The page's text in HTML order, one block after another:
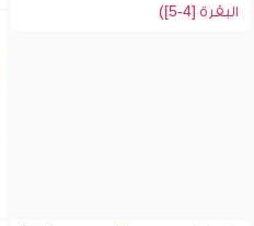
البقرة [4-5])